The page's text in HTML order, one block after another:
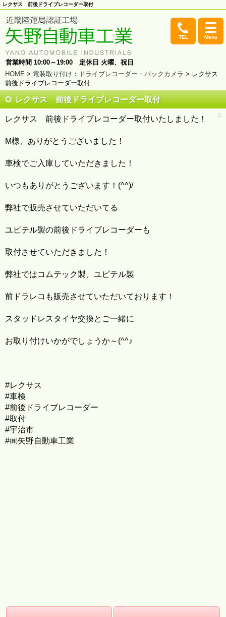
レクサス 前後ドライブレコーダー取付
TEL Menu
営業時間 10:00～19:00 定休日 火曜、祝日
HOME > 電装取り付け ： ドライブレコーダー・バックカメラ > レクサス
前後ドライブレコーダー取付
レクサス 前後ドライブレコーダー取付
レクサス 前後ドライブレコーダー取付いたしました！
M様、ありがとうございました！
車検でご入庫していただきました！
いつもありがとうございます！(^^)/
弊社で販売させていただいてる
ユピテル製の前後ドライブレコーダーも
取付させていただきました！
弊社ではコムテック製、ユピテル製
前ドラレコも販売させていただいております！
スタッドレスタイヤ交換とご一緒に
お取り付けいかがでしょうか～(^^♪
#レクサス
#車検
#前後ドライブレコーダー
#取付
#宇治市
#㈱矢野自動車工業